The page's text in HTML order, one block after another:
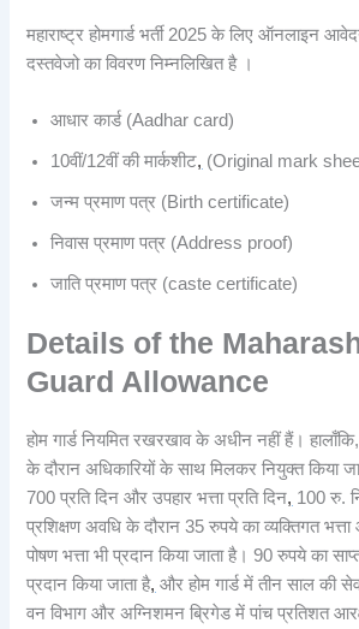
महाराष्ट्र होमगार्ड भर्ती 2025 के लिए ऑनलाइन
दस्तवेजो का विवरण निम्नलिखित है ।
आधार कार्ड (Aadhar card)
10वीं/12वीं की मार्कशीट, (Original mark
जन्म प्रमाण पत्र (Birth certificate)
निवास प्रमाण पत्र (Address proof)
जाति प्रमाण पत्र (caste certificate)
Details of the
Guard Allowance
होम गार्ड नियमित रखरखाव के अधीन नहीं हैं।
के दौरान अधिकारियों के साथ मिलकर नियुक्त किया
700 प्रति दिन और उपहार भत्ता प्रति दिन, 100 रु.
प्रशिक्षण अवधि के दौरान 35 रुपये का व्यक्तिगत
पोषण भत्ता भी प्रदान किया जाता है। 90 रुपये का
प्रदान किया जाता है, और होम गार्ड में तीन साल की
वन विभाग और अग्निशमन ब्रिगेड में पांच प्रतिशत